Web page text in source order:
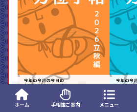
ホーム 手相鑑ご案内 メニュー